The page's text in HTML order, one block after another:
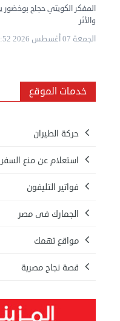
المفكر الكويتي حجاج بوخضور
والأثر
الجمعة 07 أغسطس 2026 12:52 م
خدمات الموقع
حركة الطيران
استعلام عن منع السفر
فواتير التليفون
الجمارك فى مصر
مواقع تهمك
قصة نجاح مصرية